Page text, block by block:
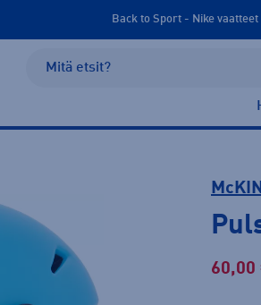
Back to Sport - Nike vaatteet
60,00